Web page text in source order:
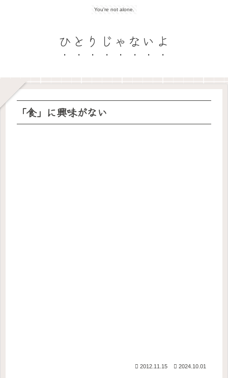
You're not alone.
ひとりじゃないよ
「食」に興味がない
2012.11.15 2024.10.01